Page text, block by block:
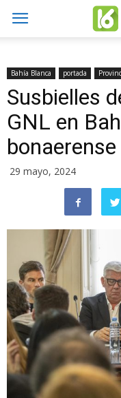
Bahía Blanca portada
Susbielles
GNL en
bonaerense
29 mayo, 2024